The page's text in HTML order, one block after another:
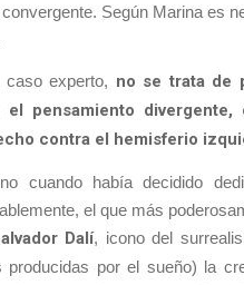
Según Marina es
experto, no se trata de
el pensamiento
contra el hemisferio
cuando había decidido
el que más
Dalí, icono del
producidas por el sueño) la